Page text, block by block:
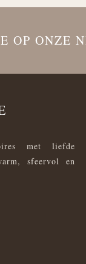
OP ONZE
met liefde
sfeervol en